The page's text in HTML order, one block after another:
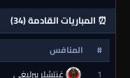
⏰ المباريات القادمة (34)
# المنافس
1
غنتشلر بيرليغي